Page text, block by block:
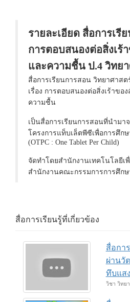
รายละเอียด สื่อการเรี
การตอบสนองต่อสิ่งเร้
และความชื้น ป.4 วิทย
สื่อการเรียนการสอน วิทยาศาส
เรื่อง การตอบสนองต่อสิ่งเร้าขอ
ความชื้น
เป็นสื่อการเรียนการสอนที่นำมา
โครงการแท็บเล็ตพีซีเพื่อการศึกษ
(OTPC : One Tablet Per Child)
จัดทำโดยสำนักงานเทคโนโลยีเ
สำนักงานคณะกรรมการการศึก
สื่อการเรียนรู้ที่เกี่ยวข้อง
สื่อกา
ผ่านวั
ทึบแสง
วิชา วิทย